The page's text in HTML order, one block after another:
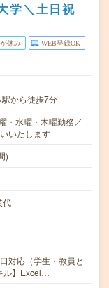
学＼土日祝
休み WEB登録OK
から徒歩7分
・水曜・木曜勤務／
いたします
)
代
対応（学生・教員と
ル】Excel…